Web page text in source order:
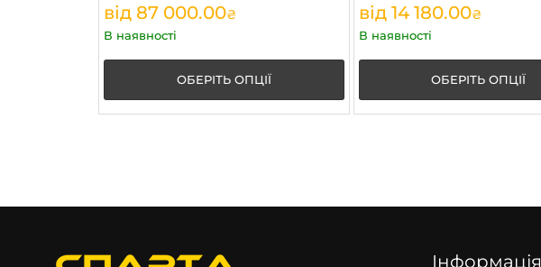
від 87 000.00₴
В наявності
ОБЕРІТЬ ОПЦІЇ
від 14 180.00₴
В наявності
ОБЕРІТЬ ОПЦІЇ
Інформація